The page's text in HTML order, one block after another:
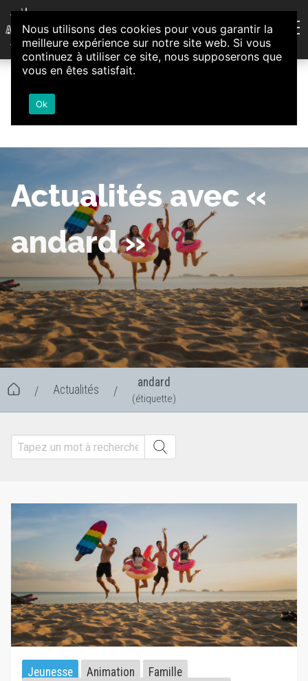
Aller au contenu
Association d'Animation et d'Initiatives Citoyennes
Loire-Authion
Actualités avec «
andard »
/ Actualités /
andard
(étiquette)
Jeunesse Animation
Famille
Nous utilisons des cookies pour vous garantir la
meilleure expérience sur notre site web. Si vous
continuez à utiliser ce site, nous supposerons que
vous en êtes satisfait.
Ok